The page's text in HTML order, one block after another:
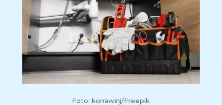
Foto: korrawinj/Freepik